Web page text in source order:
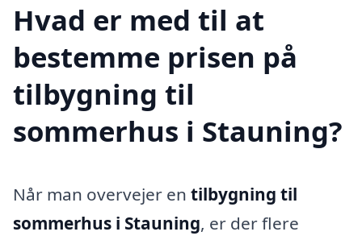
Hvad er med til at
bestemme prisen på
tilbygning til
sommerhus i Stauning?
Når man overvejer en tilbygning til
sommerhus i Stauning, er der flere